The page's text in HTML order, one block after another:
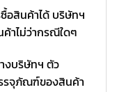
อสินค้าได้ บริษัทฯ
าไม่ว่ากรณีใดๆ
งบริษัทฯ ตัว
รจุภัณฑ์ของสินค้า